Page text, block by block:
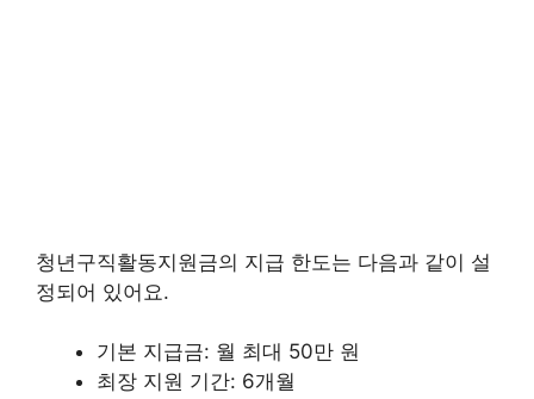
청년구직활동지원금의 지급 한도는 다음과 같이 설
정되어 있어요.
기본 지급금: 월 최대 50만 원
최장 지원 기간: 6개월